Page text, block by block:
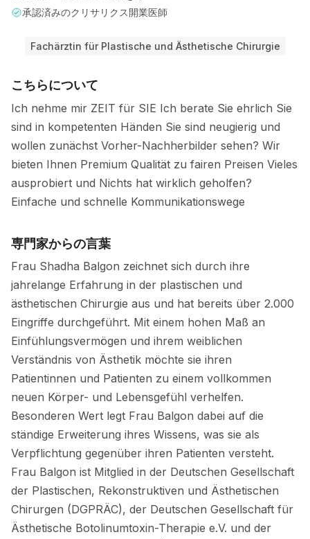
承認済みのクリサリクス開業医師
Fachärztin für Plastische und Ästhetische Chirurgie
こちらについて
Ich nehme mir ZEIT für SIE Ich berate Sie ehrlich Sie
sind in kompetenten Händen Sie sind neugierig und
wollen zunächst Vorher-Nachherbilder sehen? Wir
bieten Ihnen Premium Qualität zu fairen Preisen Vieles
ausprobiert und Nichts hat wirklich geholfen?
Einfache und schnelle Kommunikationswege
専門家からの言葉
Frau Shadha Balgon zeichnet sich durch ihre
jahrelange Erfahrung in der plastischen und
ästhetischen Chirurgie aus und hat bereits über 2.000
Eingriffe durchgeführt. Mit einem hohen Maß an
Einfühlungsvermögen und ihrem weiblichen
Verständnis von Ästhetik möchte sie ihren
Patientinnen und Patienten zu einem vollkommen
neuen Körper- und Lebensgefühl verhelfen.
Besonderen Wert legt Frau Balgon dabei auf die
ständige Erweiterung ihres Wissens, was sie als
Verpflichtung gegenüber ihren Patienten versteht.
Frau Balgon ist Mitglied in der Deutschen Gesellschaft
der Plastischen, Rekonstruktiven und Ästhetischen
Chirurgen (DGPRÄC), der Deutschen Gesellschaft für
Ästhetische Botolinumtoxin-Therapie e.V. und der